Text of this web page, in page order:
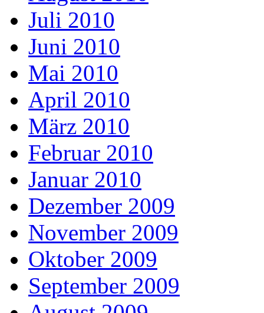
Juli 2010
Juni 2010
Mai 2010
April 2010
März 2010
Februar 2010
Januar 2010
Dezember 2009
November 2009
Oktober 2009
September 2009